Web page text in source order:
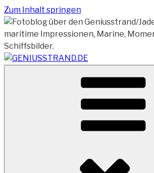
Zum Inhalt springen
Vom Geniusstrand zum
Terminal Wilhelmshaven